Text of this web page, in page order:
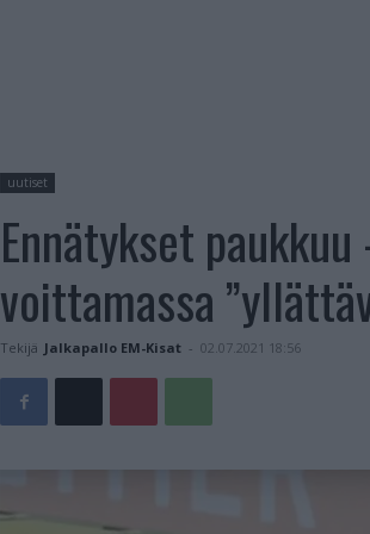
uutiset
Ennätykset
voittamassa
Tekijä Jalkapallo EM-Kisat - 02.07.2021 18:56